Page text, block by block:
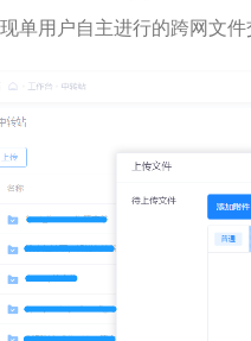
单用户自主进行的跨网文件